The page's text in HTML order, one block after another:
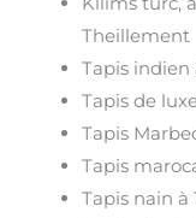
Theillement
Tapis
Tapis de
Tapis
Tapis
Tapis nain